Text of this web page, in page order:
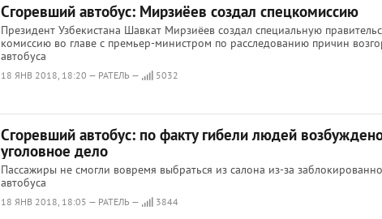
Сгоревший автобус: Мирзиёев создал спецкомиссию
Президент Узбекистана Шавкат Мирзиёев создал специальную
комиссию во главе с премьер-министром по расследованию причин
автобуса
18 ЯНВ 2018, 18:20 — РАТЕЛЬ — 5032
Сгоревший автобус: по факту гибели людей
уголовное дело
Пассажиры не смогли вовремя выбраться из салона из-за
автобуса
18 ЯНВ 2018, 18:05 — РАТЕЛЬ — 3844